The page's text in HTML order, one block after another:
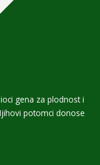
gena za plodnost i
potomci donose